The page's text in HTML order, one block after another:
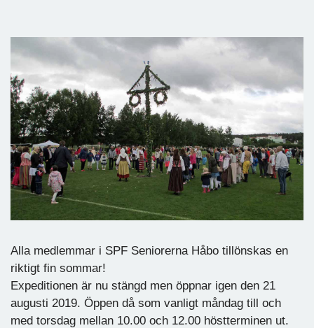
Alla medlemmar i SPF Seniorerna Håbo tillönskas en
riktigt fin sommar!
Expeditionen är nu stängd men öppnar igen den 21
augusti 2019. Öppen då som vanligt måndag till och
med torsdag mellan 10.00 och 12.00 höstterminen ut.